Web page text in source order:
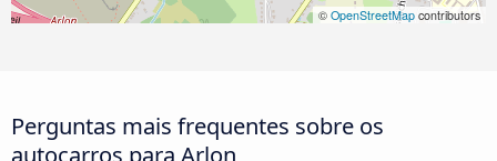
© OpenStreetMap contributors
Perguntas mais frequentes sobre os
autocarros para Arlon